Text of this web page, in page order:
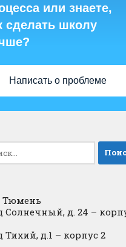
или знаете,
сделать школу
Написать о проблеме
Тюмень
Солнечный, д. 24 –
Тихий, д.1 – корпус 2